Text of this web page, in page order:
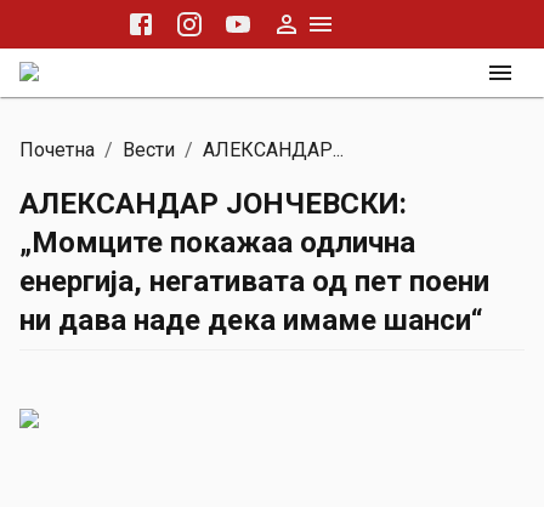
Почетна / Вести / АЛЕКСАНДАР...
АЛЕКСАНДАР ЈОНЧЕВСКИ:
„Момците покажаа одлична
енергија, негативата од пет поени
ни дава наде дека имаме шанси“